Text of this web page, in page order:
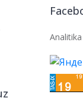
Analitika